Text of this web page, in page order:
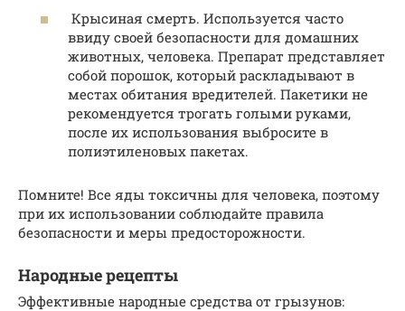
Крысиная смерть. Используется часто
ввиду своей безопасности для домашних
животных, человека. Препарат представляет
собой порошок, который раскладывают в
местах обитания вредителей. Пакетики не
рекомендуется трогать голыми руками,
после их использования выбросите в
полиэтиленовых пакетах.
Помните! Все яды токсичны для человека, поэтому
при их использовании соблюдайте правила
безопасности и меры предосторожности.
Народные рецепты
Эффективные народные средства от грызунов: